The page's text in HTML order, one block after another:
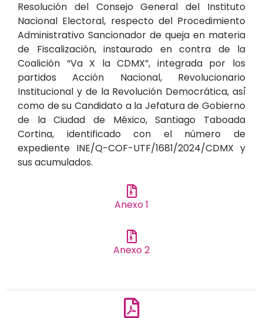
Resolución del Consejo General del Instituto
Nacional Electoral, respecto del Procedimiento
Administrativo Sancionador de queja en materia
de Fiscalización, instaurado en contra de la
Coalición “Va X la CDMX”, integrada por los
partidos Acción Nacional, Revolucionario
Institucional y de la Revolución Democrática, así́
como de su Candidato a la Jefatura de Gobierno
de la Ciudad de México, Santiago Taboada
Cortina, identificado con el número de
expediente INE/Q-COF-UTF/1681/2024/CDMX y
sus acumulados.
Anexo 1
Anexo 2